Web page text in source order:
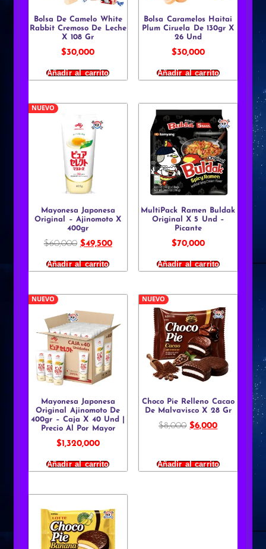
Bolsa De Camelo White
Rabbit Cremoso De Leche
X 108 Gr
$30,000
Añadir al carrito
Bolsa Caramelos Haitai
Plum Ciruela De 130gr X
26 Und
$30,000
Añadir al carrito
NUEVO
Mayonesa Japonesa
Original – Ajinomoto X
400gr
$60,000 $49,500
Añadir al carrito
MultiPack Ramen Buldak
Original X 5 Und –
Picante
$70,000
Añadir al carrito
NUEVO
Mayonesa Japonesa
Original Ajinomoto De
400gr – Caja X 40 Und |
Precio Al Por Mayor
$1,320,000
Añadir al carrito
NUEVO
Choco Pie Relleno Cacao
De Malvavisco X 28 Gr
$8,000 $6,000
Añadir al carrito